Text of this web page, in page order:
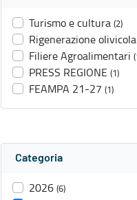
Turismo e cultura (2)
Rigenerazione olivicola
Filiere Agroalimentari
PRESS REGIONE (1)
FEAMPA 21-27 (1)
Categoria
2026 (6)